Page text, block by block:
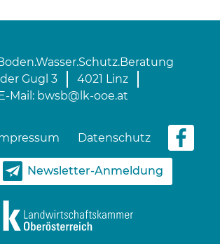
Gugl 3
4021 Linz
E-Mail: bwsb@lk-ooe.at
Datenschutz
Newsletter-Anmeldung